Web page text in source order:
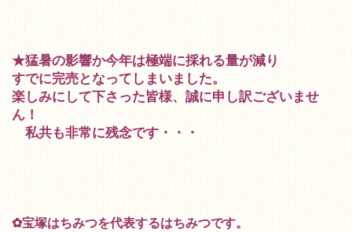
★猛暑の影響か今年は極端に採れる量が減り
すでに完売となってしまいました。
楽しみにして下さった皆様、誠に申し訳ございませ
ん！
私共も非常に残念です・・・
✿宝塚はちみつを代表するはちみつです。